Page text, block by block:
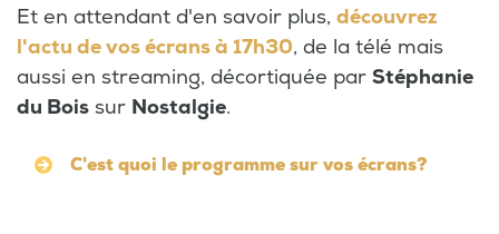
Et en attendant d'en savoir plus, découvrez
l'actu de vos écrans à 17h30, de la télé mais
aussi en streaming, décortiquée par Stéphanie
du Bois sur Nostalgie.
C'est quoi le programme sur vos écrans?